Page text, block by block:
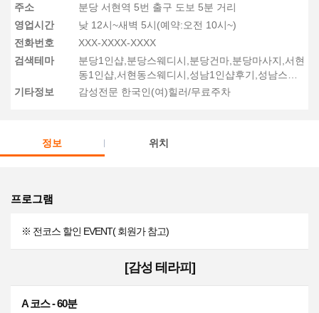
주소
분당 서현역 5번 출구 도보 5분 거리
영업시간
낮 12시~새벽 5시(예약:오전 10시~)
전화번호
XXX-XXXX-XXXX
검색테마
분당1인샵,분당스웨디시,분당건마,분당마사지,서현
동1인샵,서현동스웨디시,성남1인샵후기,성남스웨
디시후기
기타정보 감성전문 한국인(여)힐러/무료주차
정보 위치
프로그램
※ 전코스 할인 EVENT( 회원가 참고)
[감성 테라피]
A 코스 - 60분